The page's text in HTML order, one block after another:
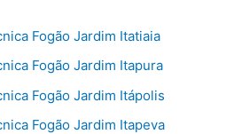
Fogão Jardim Itatiaia
Fogão Jardim Itapura
Fogão Jardim Itápolis
Fogão Jardim Itapeva